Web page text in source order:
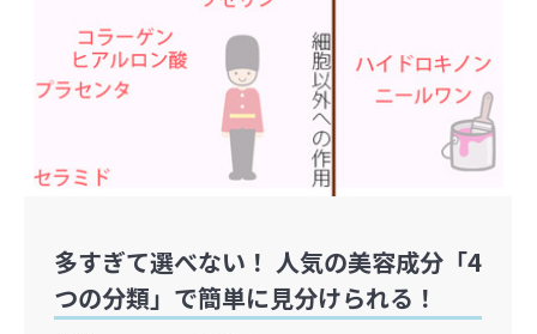
多すぎて選べない！ 人気の美容成分「4
つの分類」で簡単に見分けられる！